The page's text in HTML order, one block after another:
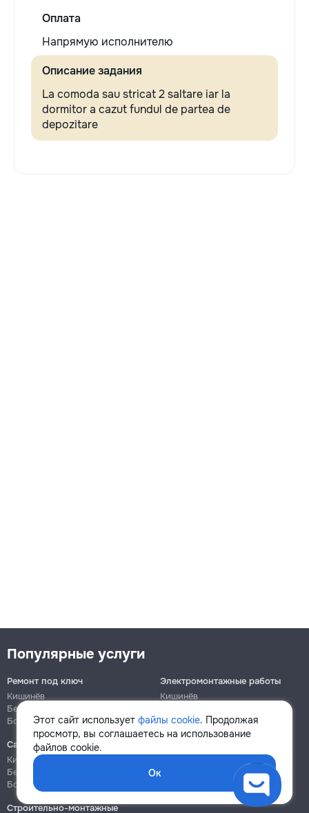
Оплата
Напрямую исполнителю
Описание задания
La comoda sau stricat 2 saltare iar la
dormitor a cazut fundul de partea de
depozitare
Этот сайт использует файлы cookie. Продолжая
просмотр, вы соглашаетесь на использование
файлов cookie.
Ок
Популярные услуги
Ремонт под ключ
Кишинёв
Бельцы
Ботаника
Электромонтажные работы
Кишинёв
Ботаника
Сантехнические работы
Кишинёв
Бельцы
Ботаника
Бельцы
Строительно-монтажные